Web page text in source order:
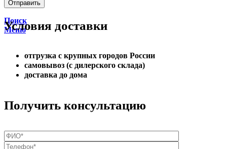
Поиск
Меню
Условия доставки
отгрузка с крупных городов России
самовывоз (с дилерского склада)
доставка до дома
Получить консультацию